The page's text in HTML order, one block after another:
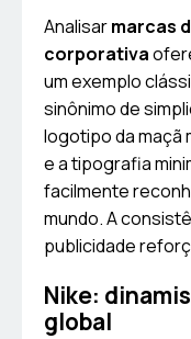
Analisarmarcas
corporativa
um exemplo
sinônimo de
logotipo da maçã
e a tipografia
facilmente
mundo. A
publicidade
Nike:
global